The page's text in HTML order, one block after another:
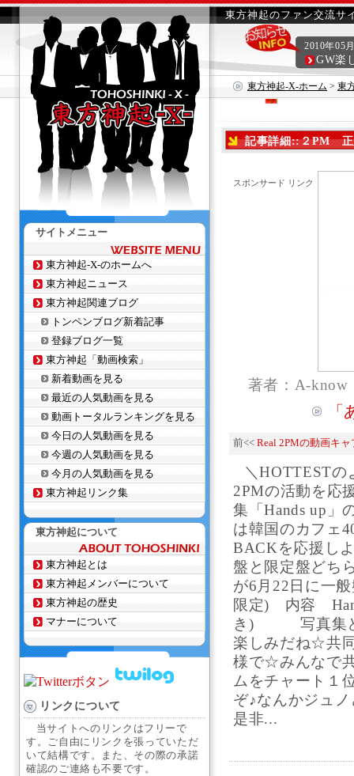
東方神起のファン交流サ
東方神起-X-ホーム > 東
2010年05
GW楽
記事詳細::２PM 正
スポンサード リンク
著者：A-know
前<< Real 2PMの動画キャ
＼HOTTESTの
2PMの活動を応
集「Hands up」
は韓国のカフェ
BACKを応援し
盤と限定盤どち
が6月22日に一
限定) 内容
き) 写真集と
楽しみだね☆共
様で☆みんなで
ムをチャート１
ぞ♪なんかジュ
是非...
サイトメニュー
東方神起-X-のホームへ
東方神起ニュース
東方神起関連ブログ
トンペンブログ新着記事
登録ブログ一覧
東方神起「動画検索」
新着動画を見る
最近の人気動画を見る
動画トータルランキングを見る
今日の人気動画を見る
今週の人気動画を見る
今月の人気動画を見る
東方神起リンク集
東方神起について
東方神起とは
東方神起メンバーについて
東方神起の歴史
マナーについて
リンクについて
当サイトへのリンクはフリーで
す。ご自由にリンクを張っていただ
いて結構です。また、その際の承諾
確認のご連絡も不要です。